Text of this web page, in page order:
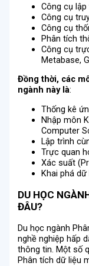
Công cụ
Công cụ
Công cụ
Phân tích
Công cụ
Metabase,
Đồng thời, các
ngành này là:
Thống kê
Nhập môn
Computer
Lập trình
Trực quan
Xác suất
Khai phá dữ
DU HỌC
ĐÂU?
Du học ngành
nghề nghiệp hấp
thông tin. Một số
Phân tích dữ liệu